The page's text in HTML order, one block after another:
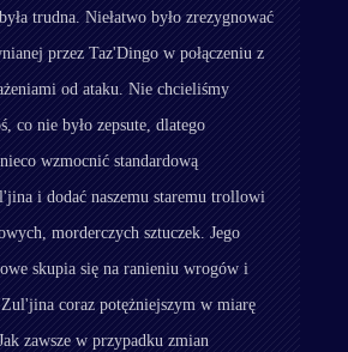
trudna. Niełatwo było zrezygnować
przez Taz'Dingo w połączeniu z
od ataku. Nie chcieliśmy
co nie było zepsute, dlatego
wzmocnić standardową
i dodać naszemu staremu trollowi
morderczych sztuczek. Jego
skupia się na ranieniu wrogów i
coraz potężniejszym w miarę
zawsze w przypadku zmian